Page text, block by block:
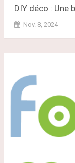
DIY déco : Une
Nov. 8, 2024